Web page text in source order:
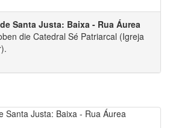
Santa Justa: Baixa - Rua Áurea
die Catedral Sé Patriarcal (Igreja